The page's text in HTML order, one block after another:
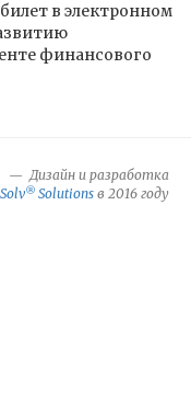
в электронном
финансового
Дизайн и разработка
® Solutions в 2016 году